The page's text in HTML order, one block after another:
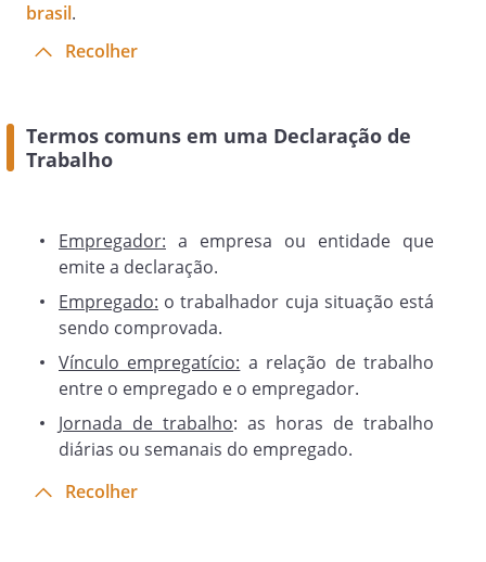
brasil.
Recolher
Termos comuns em uma Declaração de
Trabalho
Empregador: a empresa ou entidade que
emite a declaração.
Empregado: o trabalhador cuja situação está
sendo comprovada.
Vínculo empregatício: a relação de trabalho
entre o empregado e o empregador.
Jornada de trabalho: as horas de trabalho
diárias ou semanais do empregado.
Recolher